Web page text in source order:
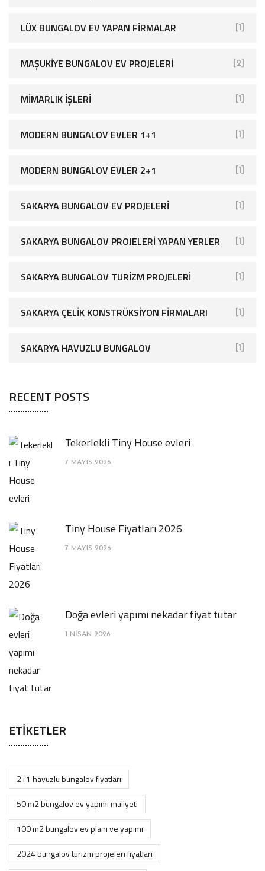
LÜX BUNGALOV EV YAPAN FIRMALAR [1]
MAŞUKIYE BUNGALOV EV PROJELERI [2]
MIMARLIK İŞLERI [1]
MODERN BUNGALOV EVLER 1+1 [1]
MODERN BUNGALOV EVLER 2+1 [1]
SAKARYA BUNGALOV EV PROJELERI [1]
SAKARYA BUNGALOV PROJELERI YAPAN YERLER [1]
SAKARYA BUNGALOV TURIZM PROJELERI [1]
SAKARYA ÇELIK KONSTRÜKSIYON FIRMALARI [1]
SAKARYA HAVUZLU BUNGALOV [1]
RECENT POSTS
Tekerlekli Tiny House evleri
7 MAYIS 2026
Tiny House Fiyatları 2026
7 MAYIS 2026
Doğa evleri yapımı nekadar fiyat tutar
1 NISAN 2026
ETIKETLER
2+1 havuzlu bungalov fiyatları
50 m2 bungalov ev yapımı maliyeti
100 m2 bungalov ev planı ve yapımı
2024 bungalov turizm projeleri fiyatları